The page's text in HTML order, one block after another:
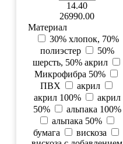
14.40
26990.00
Материал
30% хлопок, 70%
полиэстер
50%
шерсть, 50% акрил
Микрофибра 50%
ПВХ
акрил
акрил 100%
акрил
50%
альпака 100%
альпака 50%
бумага
вискоза